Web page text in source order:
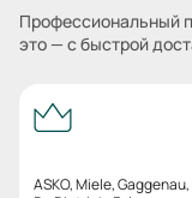
Профессиональный
это — с быстрой
ASKO, Miele,